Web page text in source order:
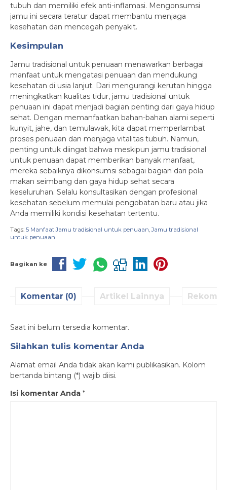
tubuh dan memiliki efek anti-inflamasi. Mengonsumsi
jamu ini secara teratur dapat membantu menjaga
kesehatan dan mencegah penyakit.
Kesimpulan
Jamu tradisional untuk penuaan menawarkan berbagai
manfaat untuk mengatasi penuaan dan mendukung
kesehatan di usia lanjut. Dari mengurangi kerutan hingga
meningkatkan kualitas tidur, jamu tradisional untuk
penuaan ini dapat menjadi bagian penting dari gaya hidup
sehat. Dengan memanfaatkan bahan-bahan alami seperti
kunyit, jahe, dan temulawak, kita dapat memperlambat
proses penuaan dan menjaga vitalitas tubuh. Namun,
penting untuk diingat bahwa meskipun jamu tradisional
untuk penuaan dapat memberikan banyak manfaat,
mereka sebaiknya dikonsumsi sebagai bagian dari pola
makan seimbang dan gaya hidup sehat secara
keseluruhan. Selalu konsultasikan dengan profesional
kesehatan sebelum memulai pengobatan baru atau jika
Anda memiliki kondisi kesehatan tertentu.
Tags: 5 Manfaat Jamu tradisional untuk penuaan,Jamu tradisional
untuk penuaan
Bagikan ke
Komentar (0) Artikel Lainnya
Saat ini belum tersedia komentar.
Silahkan tulis komentar Anda
Alamat email Anda tidak akan kami publikasikan. Kolom
bertanda bintang (*) wajib diisi.
Isi komentar Anda *